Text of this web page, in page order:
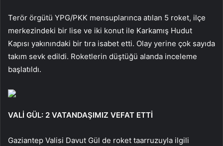
Terör örgütü YPG/PKK mensuplarınca atılan 5 roket, ilçe
merkezindeki bir lise ve iki konut ile Karkamış Hudut
Kapısı yakınındaki bir tıra isabet etti. Olay yerine çok sayıda
takım sevk edildi. Roketlerin düştüğü alanda inceleme
başlatıldı.
VALİ GÜL: 2 VATANDAŞIMIZ VEFAT ETTİ
Gaziantep Valisi Davut Gül de roket taarruzuyla ilgili